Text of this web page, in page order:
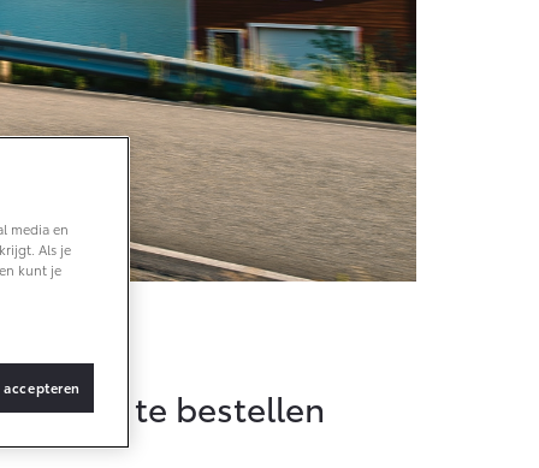
C-HR
ALS PLUG-IN
Touring
ELEKTRISCH
€ 48.995,-
direct te bestellen
media en
Als je
kunt je